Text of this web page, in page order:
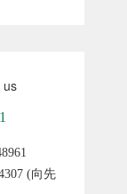
us
(向先